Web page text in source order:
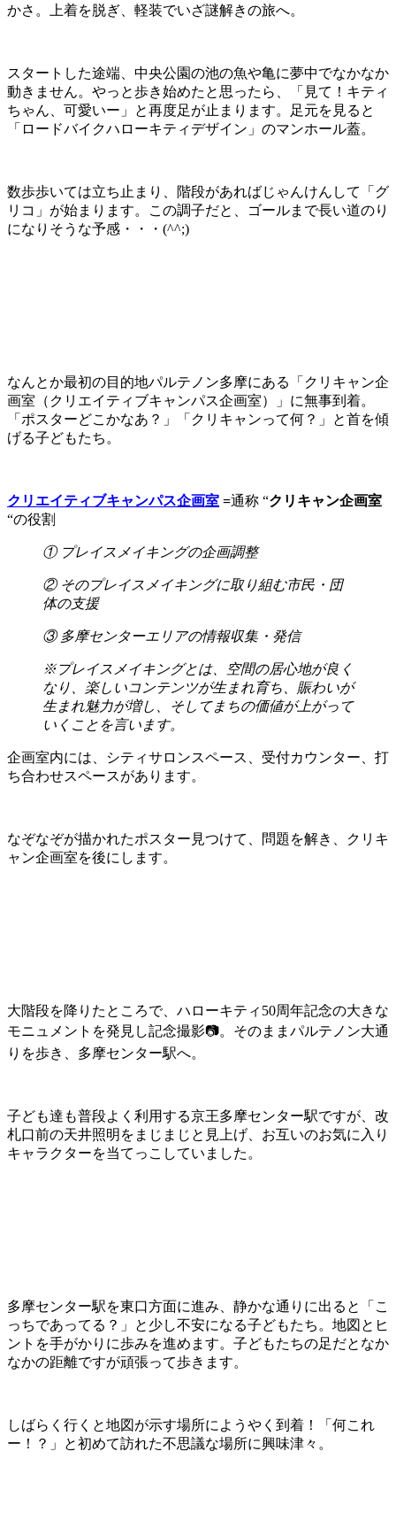
かさ。上着を脱ぎ、軽装でいざ謎解きの旅へ。
スタートした途端、中央公園の池の魚や亀に夢中でなかなか
動きません。やっと歩き始めたと思ったら、「見て！キティ
ちゃん、可愛いー」と再度足が止まります。足元を見ると
「ロードバイクハローキティデザイン」のマンホール蓋。
数歩歩いては立ち止まり、階段があればじゃんけんして「グ
リコ」が始まります。この調子だと、ゴールまで長い道のり
になりそうな予感・・・(^^;)
なんとか最初の目的地パルテノン多摩にある「クリキャン企
画室（クリエイティブキャンパス企画室）」に無事到着。
「ポスターどこかなあ？」「クリキャンって何？」と首を傾
げる子どもたち。
クリエイティブキャンパス企画室 =通称 “クリキャン企画室
“の役割
① プレイスメイキングの企画調整
② そのプレイスメイキングに取り組む市民・団
体の支援
③ 多摩センターエリアの情報収集・発信
※プレイスメイキングとは、空間の居心地が良く
なり、楽しいコンテンツが生まれ育ち、賑わいが
生まれ魅力が増し、そしてまちの価値が上がって
いくことを言います。
企画室内には、シティサロンスペース、受付カウンター、打
ち合わせスペースがあります。
なぞなぞが描かれたポスター見つけて、問題を解き、クリキ
ャン企画室を後にします。
大階段を降りたところで、ハローキティ50周年記念の大きな
モニュメントを発見し記念撮影📷。そのままパルテノン大通
りを歩き、多摩センター駅へ。
子ども達も普段よく利用する京王多摩センター駅ですが、改
札口前の天井照明をまじまじと見上げ、お互いのお気に入り
キャラクターを当てっこしていました。
多摩センター駅を東口方面に進み、静かな通りに出ると「こ
っちであってる？」と少し不安になる子どもたち。地図とヒ
ントを手がかりに歩みを進めます。子どもたちの足だとなか
なかの距離ですが頑張って歩きます。
しばらく行くと地図が示す場所にようやく到着！「何これ
ー！？」と初めて訪れた不思議な場所に興味津々。